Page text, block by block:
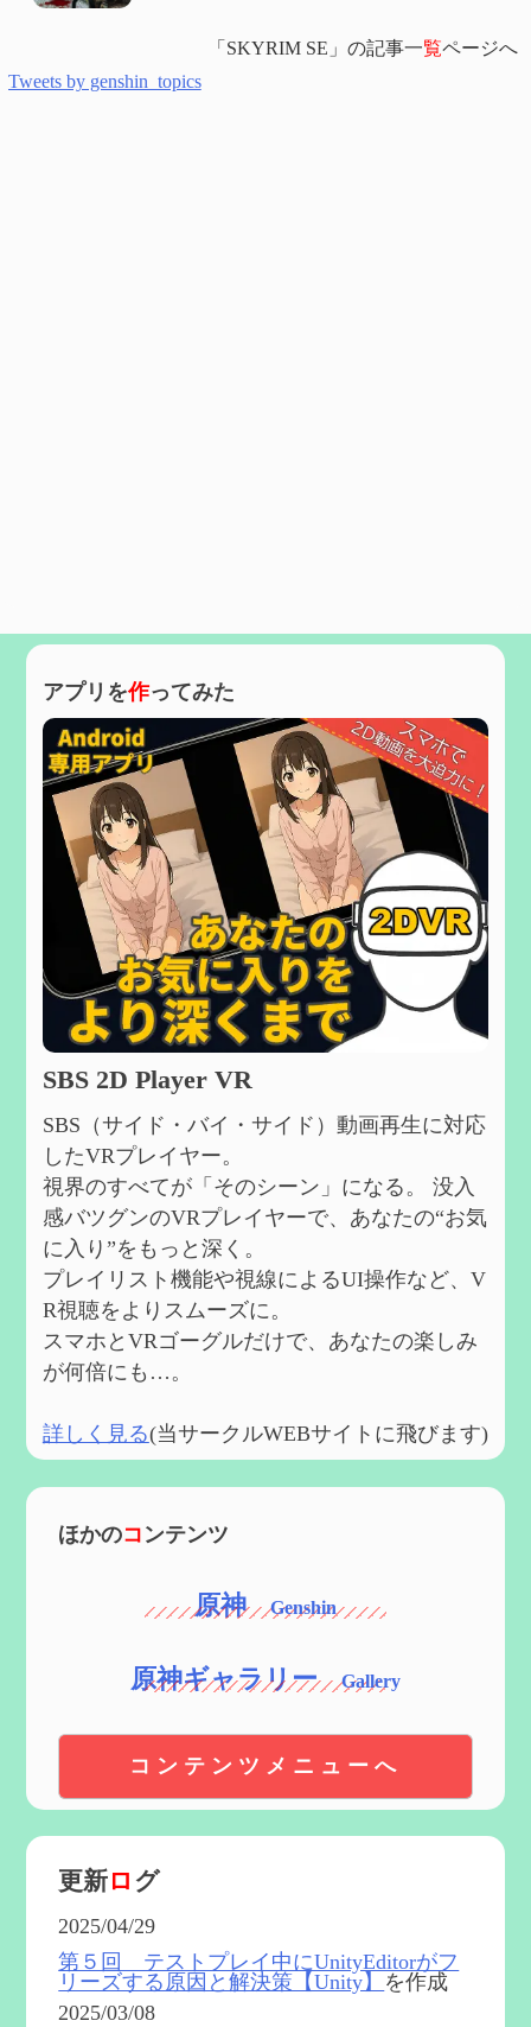
「SKYRIM SE」の記事一覧ページへ
Tweets by genshin_topics
アプリを作ってみた
SBS 2D Player VR
SBS（サイド・バイ・サイド）動画再生に対応
したVRプレイヤー。
視界のすべてが「そのシーン」になる。 没入
感バツグンのVRプレイヤーで、あなたの“お気
に入り”をもっと深く。
プレイリスト機能や視線によるUI操作など、V
R視聴をよりスムーズに。
スマホとVRゴーグルだけで、あなたの楽しみ
が何倍にも…。
詳しく見る(当サークルWEBサイトに飛びます)
ほかのコ ンテンツ
原神
原神ギャラリー
コンテンツメニューへ
更新ロ グ
2025/04/29
第５回 テストプレイ中にUnityEditorがフ
リーズする原因と解決策【Unity】 を作成
2025/03/08